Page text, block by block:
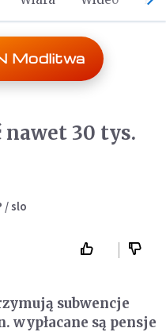
Modlitwa
nawet 30 tys.
/ slo
subwencje
są pensje